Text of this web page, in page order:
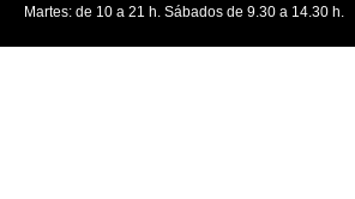
Martes: de 10 a 21 h. Sábados de 9.30 a 14.30 h.